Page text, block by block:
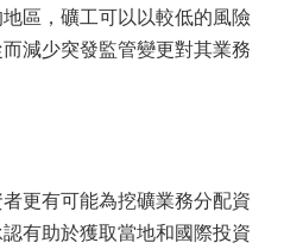
區，礦工可以以較低的風險
減少突發監管變更對其業務
更有可能為挖礦業務分配資
有助於獲取當地和國際投資